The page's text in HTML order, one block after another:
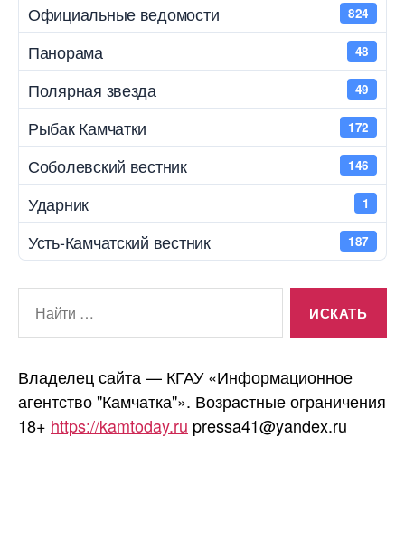
Официальные ведомости 824
Панорама 48
Полярная звезда 49
Рыбак Камчатки 172
Соболевский вестник 146
Ударник 1
Усть-Камчатский вестник 187
Владелец сайта — КГАУ «Информационное
агентство "Камчатка"». Возрастные ограничения
18+ https://kamtoday.ru pressa41@yandex.ru